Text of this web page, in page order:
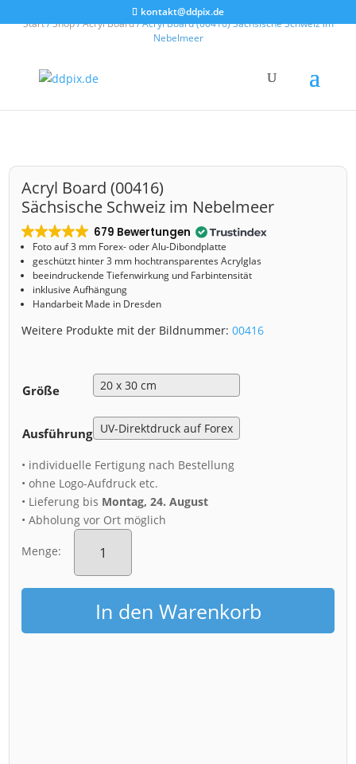
kontakt@ddpix.de
Start/Shop/Acryl Board/ Acryl Board (00416) Sächsische Schweiz im
Nebelmeer
Acryl Board (00416)
Sächsische Schweiz im Nebelmeer
679 Bewertungen
Foto auf 3 mm Forex- oder Alu-Dibondplatte
geschützt hinter 3 mm hochtransparentes Acrylglas
beeindruckende Tiefenwirkung und Farbintensität
inklusive Aufhängung
Handarbeit Made in Dresden
Weitere Produkte mit der Bildnummer:00416
Größe
Ausführung
• individuelle Fertigung nach Bestellung
• ohne Logo-Aufdruck etc.
• Lieferung bis Montag, 24. August
• Abholung vor Ort möglich
Menge:
Acryl
Board
Sächsische
Schweiz
Nebelmeer
Menge
In den Warenkorb